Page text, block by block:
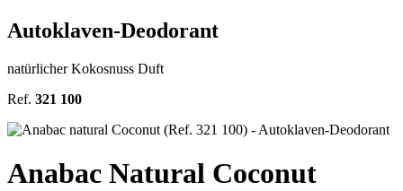
Autoklaven-Deodorant
natürlicher Kokosnuss Duft
Ref. 321 100
Anabac Natural Coconut